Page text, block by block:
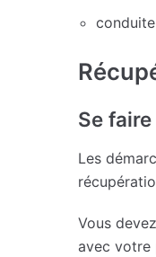
conduite
Se
Les
Vous
avec votre